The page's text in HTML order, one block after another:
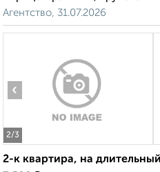
Агентство, 31.07.2026
2/3
‹
2-к квартира, на